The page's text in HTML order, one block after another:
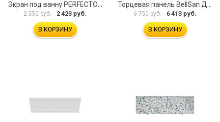
Экран под ванну PERFECTO LINEA 36-000157
2 550 руб. 2 423 руб.
В КОРЗИНУ
Торцевая панель BellSan Даниелла 4627171531049
6 750 руб. 6 413 руб.
В КОРЗИНУ